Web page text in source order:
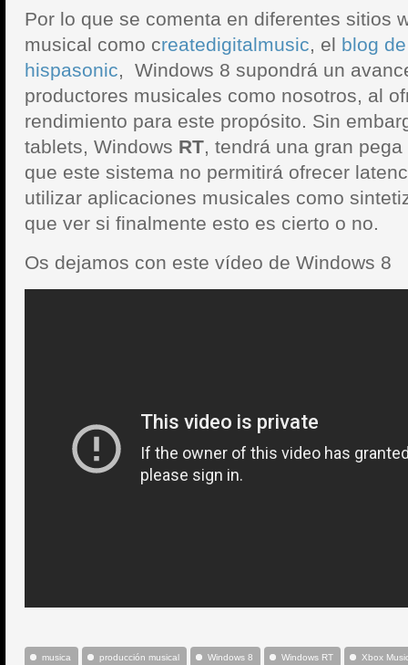
Por lo que se comenta en diferentes sitios
musical como createdigitalmusic, el blog
hispasonic, Windows 8 supondrá un
productores musicales como nosotros, al
rendimiento para este propósito. Sin
tablets, Windows RT, tendrá una gran
que este sistema no permitirá ofrecer
utilizar aplicaciones musicales como
que ver si finalmente esto es cierto o no.
Os dejamos con este vídeo de Windows 8
musica producción musical Windows 8 Windows RT Xbox